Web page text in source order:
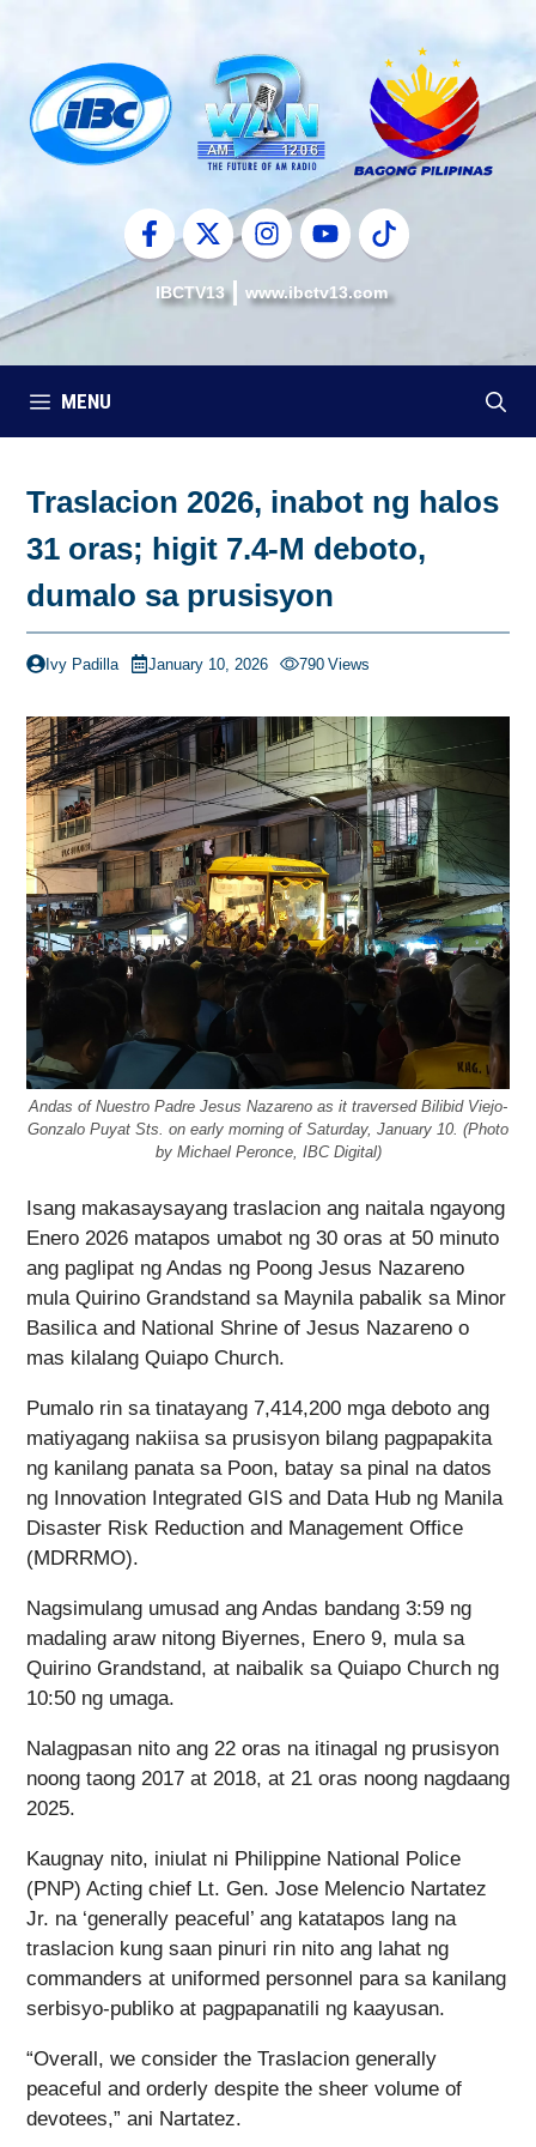
content
IBCTV13 www.ibctv13.com
MENU
Traslacion 2026, inabot ng halos
31 oras; higit 7.4-M deboto,
dumalo sa prusisyon
Ivy Padilla January 10, 2026 790 Views
Andas of Nuestro Padre Jesus Nazareno as it traversed Bilibid Viejo-
Gonzalo Puyat Sts. on early morning of Saturday, January 10. (Photo
by Michael Peronce, IBC Digital)
Isang makasaysayang traslacion ang naitala ngayong
Enero 2026 matapos umabot ng 30 oras at 50 minuto
ang paglipat ng Andas ng Poong Jesus Nazareno
mula Quirino Grandstand sa Maynila pabalik sa Minor
Basilica and National Shrine of Jesus Nazareno o
mas kilalang Quiapo Church.
Pumalo rin sa tinatayang 7,414,200 mga deboto ang
matiyagang nakiisa sa prusisyon bilang pagpapakita
ng kanilang panata sa Poon, batay sa pinal na datos
ng Innovation Integrated GIS and Data Hub ng Manila
Disaster Risk Reduction and Management Office
(MDRRMO).
Nagsimulang umusad ang Andas bandang 3:59 ng
madaling araw nitong Biyernes, Enero 9, mula sa
Quirino Grandstand, at naibalik sa Quiapo Church ng
10:50 ng umaga.
Nalagpasan nito ang 22 oras na itinagal ng prusisyon
noong taong 2017 at 2018, at 21 oras noong nagdaang
2025.
Kaugnay nito, iniulat ni Philippine National Police
(PNP) Acting chief Lt. Gen. Jose Melencio Nartatez
Jr. na ‘generally peaceful’ ang katatapos lang na
traslacion kung saan pinuri rin nito ang lahat ng
commanders at uniformed personnel para sa kanilang
serbisyo-publiko at pagpapanatili ng kaayusan.
“Overall, we consider the Traslacion generally
peaceful and orderly despite the sheer volume of
devotees,” ani Nartatez.